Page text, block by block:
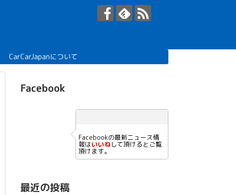
CarCarJapanについて
Facebook
Facebookの最新ニュース情
報はいいねして頂けるとご覧
頂けます。
最近の投稿